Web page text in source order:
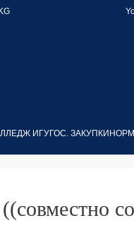
ИГУГОС. ЗАКУПКИ